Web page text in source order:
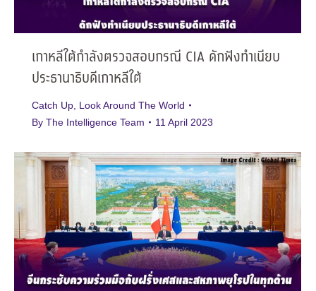
เกาหลีใต้กำลังตรวจสอบกรณี CIA ดักฟังทำเนียบ
ประธานาธิบดีเกาหลีใต้
Catch Up Look Around The World
By The Intelligence Team 11 April 2023